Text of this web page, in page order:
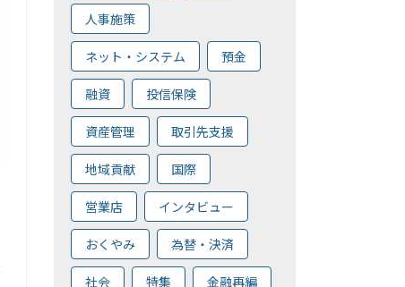
人事施策
ネット・システム 預金
融資 投信保険
資産管理 取引先支援
地域貢献 国際
営業店 インタビュー
おくやみ 為替・決済
社会 特集 金融再編